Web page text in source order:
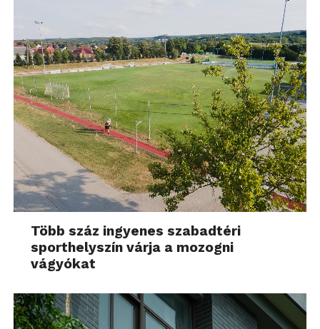
Több száz ingyenes szabadtéri
sporthelyszín várja a mozogni
vágyókat